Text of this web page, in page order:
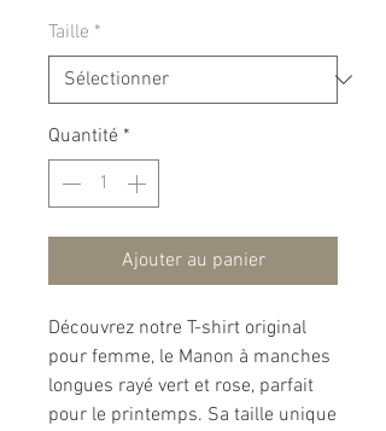
Taille *
Quantité *
Ajouter au panier
Découvrez notre T-shirt original
pour femme, le Manon à manches
longues rayé vert et rose, parfait
pour le printemps. Sa taille unique